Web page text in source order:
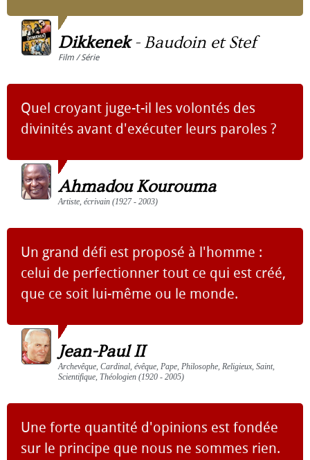
Dikkenek- Baudoin et Stef
Film / Série
Quel croyant juge-t-il les volontés des
divinités avant d'exécuter leurs paroles ?
Ahmadou Kourouma
Artiste, écrivain (1927 - 2003)
Un grand défi est proposé à l'homme :
celui de perfectionner tout ce qui est créé,
que ce soit lui-même ou le monde.
Jean-Paul II
Archevêque, Cardinal, évêque, Pape, Philosophe, Religieux, Saint,
Scientifique, Théologien (1920 - 2005)
Une forte quantité d'opinions est fondée
sur le principe que nous ne sommes rien.